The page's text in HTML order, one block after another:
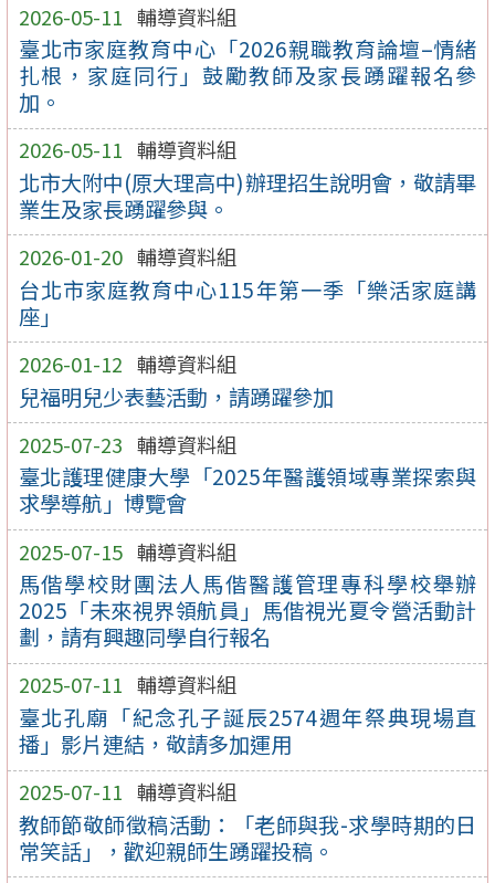
2026-05-11 輔導資料組
臺北市家庭教育中心「2026親職教育論壇–情緒
扎根，家庭同行」鼓勵教師及家長踴躍報名參
加。
2026-05-11 輔導資料組
北市大附中(原大理高中)辦理招生說明會，敬請畢
業生及家長踴躍參與。
2026-01-20 輔導資料組
台北市家庭教育中心115年第一季「樂活家庭講
座」
2026-01-12 輔導資料組
兒福明兒少表藝活動，請踴躍參加
2025-07-23 輔導資料組
臺北護理健康大學「2025年醫護領域專業探索與
求學導航」博覽會
2025-07-15 輔導資料組
馬偕學校財團法人馬偕醫護管理專科學校舉辦
2025「未來視界領航員」馬偕視光夏令營活動計
劃，請有興趣同學自行報名
2025-07-11 輔導資料組
臺北孔廟「紀念孔子誕辰2574週年祭典現場直
播」影片連結，敬請多加運用
2025-07-11 輔導資料組
教師節敬師徵稿活動：「老師與我-求學時期的日
常笑話」，歡迎親師生踴躍投稿。